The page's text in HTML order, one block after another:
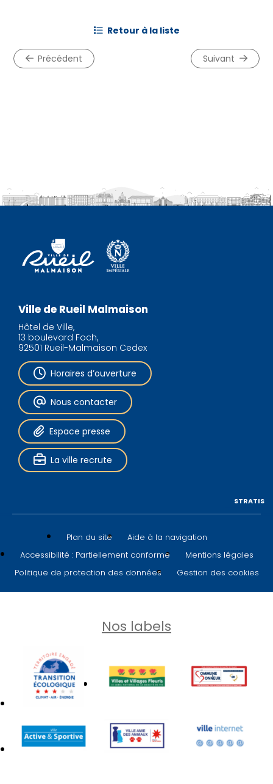
précédent
retour à la liste
suivant
Ville de Rueil Malmaison
Hôtel de Ville,
13 boulevard Foch,
92501 Rueil-Malmaison Cedex
Horaires d’ouverture
Nous contacter
Espace presse
La ville recrute
Plan du site
Aide à la navigation
Accessibilité : Partiellement conforme
Mentions légales
Politique de protection des données
Gestion des cookies
STRATIS
Nos labels